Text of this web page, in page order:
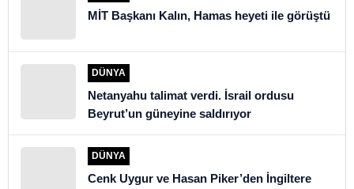
MİT Başkanı Kalın, Hamas heyeti ile görüştü
DÜNYA
Netanyahu talimat verdi. İsrail ordusu
Beyrut’un güneyine saldırıyor
DÜNYA
Cenk Uygur ve Hasan Piker’den İngiltere